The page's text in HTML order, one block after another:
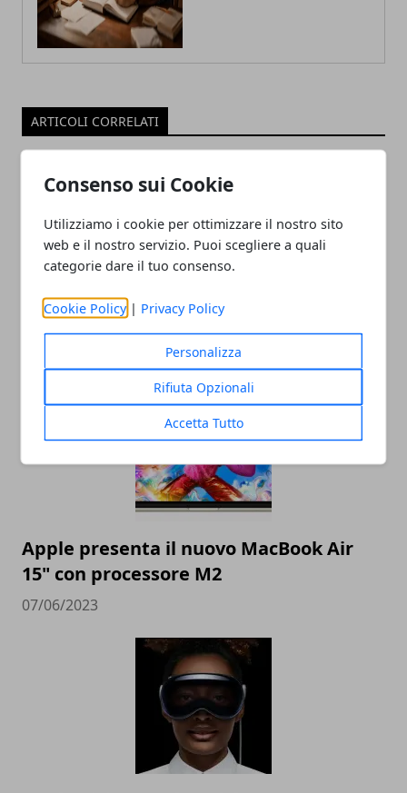
Consenso sui Cookie
Utilizziamo i cookie per ottimizzare il nostro sito
web e il nostro servizio. Puoi scegliere a quali
categorie dare il tuo consenso.
Cookie Policy | Privacy Policy
Personalizza
Rifiuta Opzionali
Accetta Tutto
ARTICOLI CORRELATI
tvOS 17 avrà le VPN nativa su Apple TV
Apple presenta il nuovo MacBook Air
15" con processore M2
07/06/2023